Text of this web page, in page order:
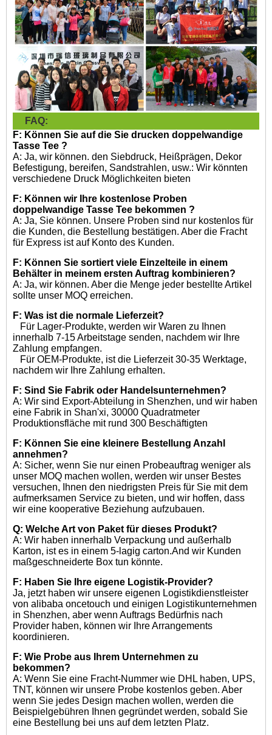
FAQ:
F: Können Sie auf die Sie drucken doppelwandige
Tasse Tee ?
A: Ja, wir können. den Siebdruck, Heißprägen, Dekor
Befestigung, bereifen, Sandstrahlen, usw.: Wir könnten
verschiedene Druck Möglichkeiten bieten
F: Können wir Ihre kostenlose Proben
doppelwandige Tasse Tee bekommen ?
A: Ja, Sie können. Unsere Proben sind nur kostenlos für
die Kunden, die Bestellung bestätigen. Aber die Fracht
für Express ist auf Konto des Kunden.
F: Können Sie sortiert viele Einzelteile in einem
Behälter in meinem ersten Auftrag kombinieren?
A: Ja, wir können. Aber die Menge jeder bestellte Artikel
sollte unser MOQ erreichen.
F: Was ist die normale Lieferzeit?
Für Lager-Produkte, werden wir Waren zu Ihnen
innerhalb 7-15 Arbeitstage senden, nachdem wir Ihre
Zahlung empfangen.
Für OEM-Produkte, ist die Lieferzeit 30-35 Werktage,
nachdem wir Ihre Zahlung erhalten.
F: Sind Sie Fabrik oder Handelsunternehmen?
A: Wir sind Export-Abteilung in Shenzhen, und wir haben
eine Fabrik in Shan'xi, 30000 Quadratmeter
Produktionsfläche mit rund 300 Beschäftigten
F: Können Sie eine kleinere Bestellung Anzahl
annehmen?
A: Sicher, wenn Sie nur einen Probeauftrag weniger als
unser MOQ machen wollen, werden wir unser Bestes
versuchen, Ihnen den niedrigsten Preis für Sie mit dem
aufmerksamen Service zu bieten, und wir hoffen, dass
wir eine kooperative Beziehung aufzubauen.
Q: Welche Art von Paket für dieses Produkt?
A: Wir haben innerhalb Verpackung und außerhalb
Karton, ist es in einem 5-lagig carton.And wir Kunden
maßgeschneiderte Box tun könnte.
F: Haben Sie Ihre eigene Logistik-Provider?
Ja, jetzt haben wir unsere eigenen Logistikdienstleister
von alibaba oncetouch und einigen Logistikunternehmen
in Shenzhen, aber wenn Auftrags Bedürfnis nach
Provider haben, können wir Ihre Arrangements
koordinieren.
F: Wie Probe aus Ihrem Unternehmen zu
bekommen?
A: Wenn Sie eine Fracht-Nummer wie DHL haben, UPS,
TNT, können wir unsere Probe kostenlos geben. Aber
wenn Sie jedes Design machen wollen, werden die
Beispielgebühren Ihnen gegründet werden, sobald Sie
eine Bestellung bei uns auf dem letzten Platz.